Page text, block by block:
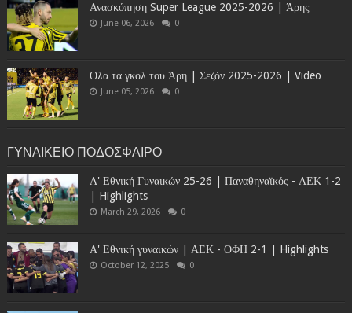
Ανασκόπηση Super League 2025-2026 | Άρης
June 06, 2026 0
Όλα τα γκολ του Άρη | Σεζόν 2025-2026 | Video
June 05, 2026 0
ΓΥΝΑΙΚΕΙΟ ΠΟΔΟΣΦΑΙΡΟ
Α' Εθνική Γυναικών 25-26 | Παναθηναϊκός - ΑΕΚ 1-2
| Highlights
March 29, 2026 0
Α' Εθνική γυναικών | ΑΕΚ - ΟΦΗ 2-1 | Highlights
October 12, 2025 0